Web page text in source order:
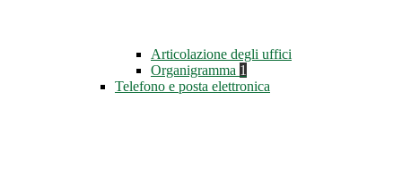
Articolazione degli uffici
Organigramma 1
Telefono e posta elettronica